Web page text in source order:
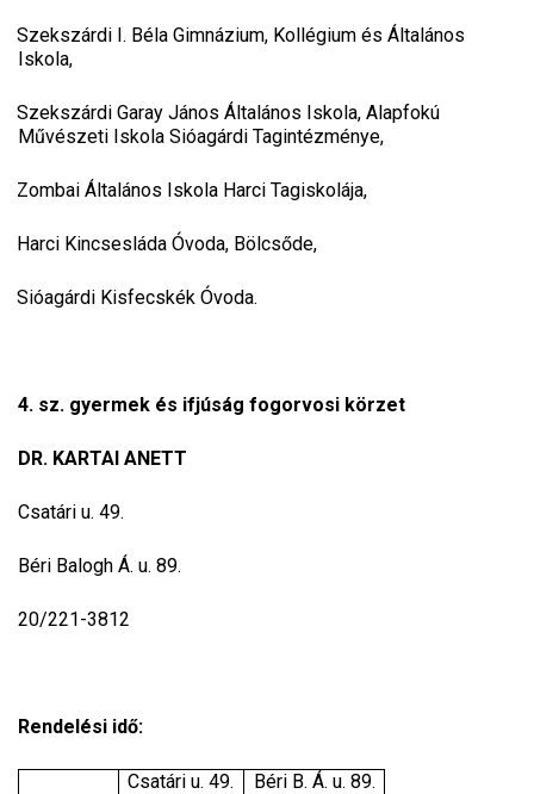
Szekszárdi I. Béla Gimnázium, Kollégium és Általános
Iskola,
Szekszárdi Garay János Általános Iskola, Alapfokú
Művészeti Iskola Sióagárdi Tagintézménye,
Zombai Általános Iskola Harci Tagiskolája,
Harci Kincsesláda Óvoda, Bölcsőde,
Sióagárdi Kisfecskék Óvoda.
4. sz. gyermek és ifjúság fogorvosi körzet
DR. KARTAI ANETT
Csatári u. 49.
Béri Balogh Á. u. 89.
20/221-3812
Rendelési idő:
Csatári u. 49. Béri B. Á. u. 89.